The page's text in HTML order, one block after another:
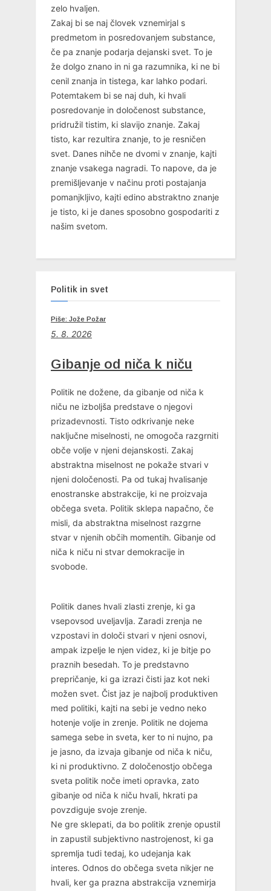
zelo hvaljen.
Zakaj bi se naj človek vznemirjal s
predmetom in posredovanjem substance,
če pa znanje podarja dejanski svet. To je
že dolgo znano in ni ga razumnika, ki ne bi
cenil znanja in tistega, kar lahko podari.
Potemtakem bi se naj duh, ki hvali
posredovanje in določenost substance,
pridružil tistim, ki slavijo znanje. Zakaj
tisto, kar rezultira znanje, to je resničen
svet. Danes nihče ne dvomi v znanje, kajti
znanje vsakega nagradi. To napove, da je
premišljevanje v načinu proti postajanja
pomanjkljivo, kajti edino abstraktno znanje
je tisto, ki je danes sposobno gospodariti z
našim svetom.
Politik in svet
Piše: Jože Požar
5. 8. 2026
Gibanje od niča k niču
Politik ne dožene, da gibanje od niča k
niču ne izboljša predstave o njegovi
prizadevnosti. Tisto odkrivanje neke
naključne miselnosti, ne omogoča razgrniti
obče volje v njeni dejanskosti. Zakaj
abstraktna miselnost ne pokaže stvari v
njeni določenosti. Pa od tukaj hvalisanje
enostranske abstrakcije, ki ne proizvaja
občega sveta. Politik sklepa napačno, če
misli, da abstraktna miselnost razgrne
stvar v njenih občih momentih. Gibanje od
niča k niču ni stvar demokracije in
svobode.
Politik danes hvali zlasti zrenje, ki ga
vsepovsod uveljavlja. Zaradi zrenja ne
vzpostavi in določi stvari v njeni osnovi,
ampak izpelje le njen videz, ki je bitje po
praznih besedah. To je predstavno
prepričanje, ki ga izrazi čisti jaz kot neki
možen svet. Čist jaz je najbolj produktiven
med politiki, kajti na sebi je vedno neko
hotenje volje in zrenje. Politik ne dojema
samega sebe in sveta, ker to ni nujno, pa
je jasno, da izvaja gibanje od niča k niču,
ki ni produktivno. Z določenostjo občega
sveta politik noče imeti opravka, zato
gibanje od niča k niču hvali, hkrati pa
povzdiguje svoje zrenje.
Ne gre sklepati, da bo politik zrenje opustil
in zapustil subjektivno nastrojenost, ki ga
spremlja tudi tedaj, ko udejanja kak
interes. Odnos do občega sveta nikjer ne
hvali, ker ga prazna abstrakcija vznemirja